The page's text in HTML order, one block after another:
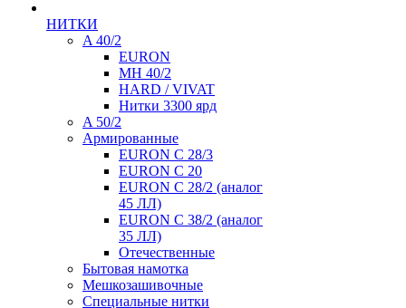
НИТКИ
A 40/2
EURON
MH 40/2
HARD / VIVAT
Нитки 3300 ярд
A 50/2
Армированные
EURON C 28/3
EURON C 20
EURON C 28/2 (аналог
45 ЛЛ)
EURON C 38/2 (аналог
35 ЛЛ)
Отечественные
Бытовая намотка
Мешкозашивочные
Специальные нитки